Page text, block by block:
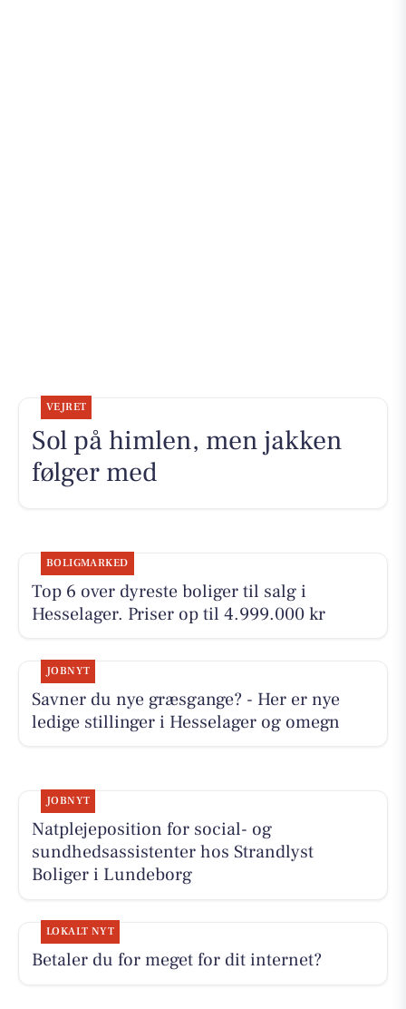
VEJRET
Sol på himlen, men jakken
følger med
BOLIGMARKED
Top 6 over dyreste boliger til salg i
Hesselager. Priser op til 4.999.000 kr
JOBNYT
Savner du nye græsgange? - Her er nye
ledige stillinger i Hesselager og omegn
JOBNYT
Natplejeposition for social- og
sundhedsassistenter hos Strandlyst
Boliger i Lundeborg
LOKALT NYT
Betaler du for meget for dit internet?